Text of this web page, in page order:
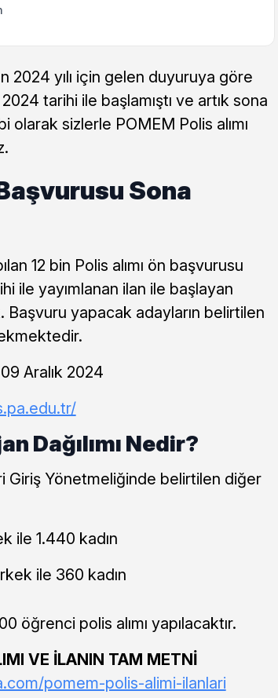
2024 yılı için gelen duyuruya göre
tarihi ile başlamıştı ve artık sona
olarak sizlerle POMEM Polis alımı
Sona
12 bin Polis alımı ön başvurusu
ile yayımlanan ilan ile başlayan
Başvuru yapacak adayların belirtilen
09 Aralık 2024
Dağılımı Nedir?
Giriş Yönetmeliğinde belirtilen diğer
ile 1.440 kadın
ile 360 kadın
öğrenci polis alımı yapılacaktır.
VE İLANIN TAM METNİ
pomem-polis-alimi-ilanlari